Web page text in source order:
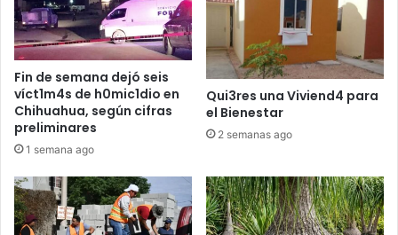
Fin de semana dejó seis
víct1m4s de h0mic1dio en
Chihuahua, según cifras
preliminares
1 semana ago
Qui3res una Viviend4 para
el Bienestar
2 semanas ago